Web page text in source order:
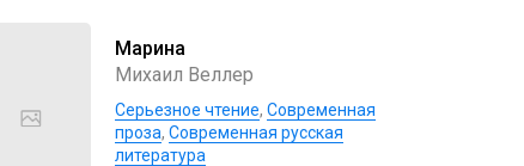
Марина
Михаил Веллер
Серьезное чтение, Современная
проза, Современная русская
литература